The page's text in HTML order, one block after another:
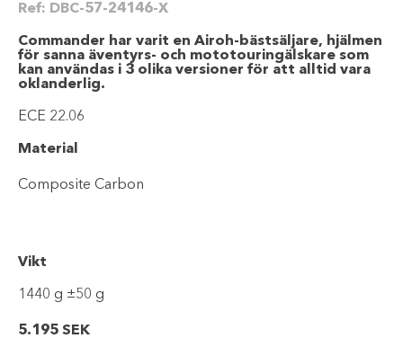
Ref: DBC-57-24146-X
Commander har varit en Airoh-bästsäljare, hjälmen
för sanna äventyrs- och mototouringälskare som
kan användas i 3 olika versioner för att alltid vara
oklanderlig.
ECE 22.06
Material
Composite Carbon
Vikt
1440 g ±50 g
5.195 SEK